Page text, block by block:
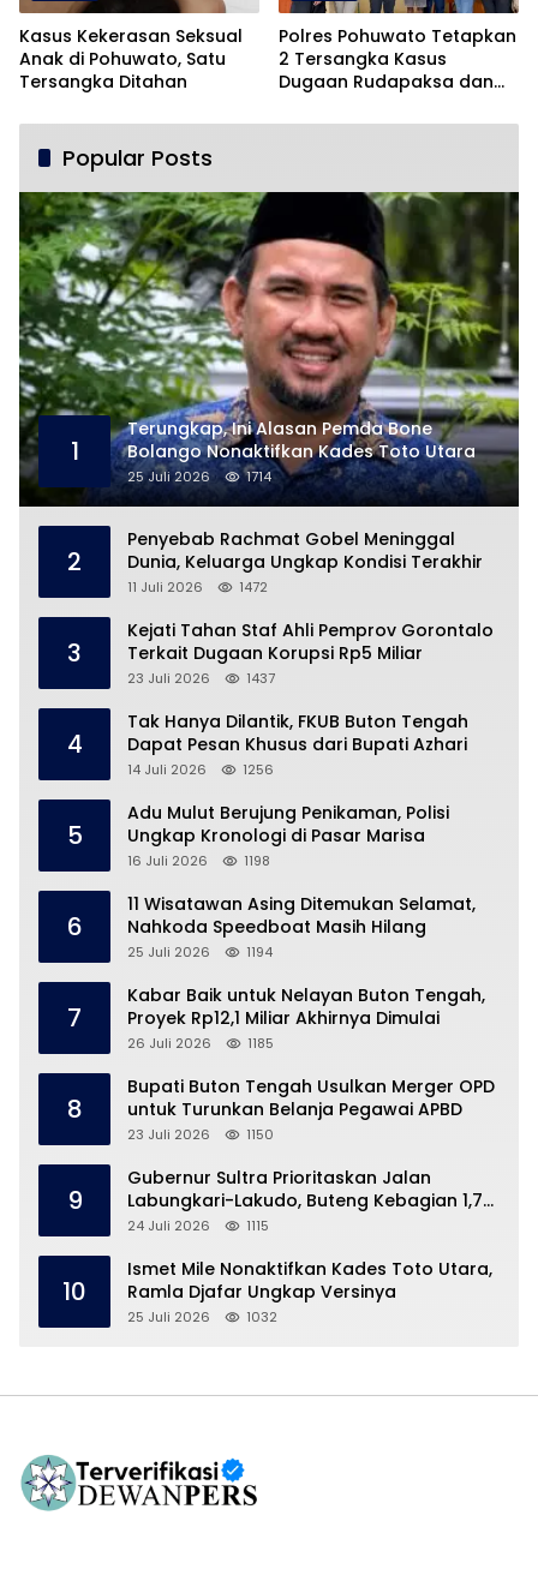
Kasus Kekerasan Seksual
Anak di Pohuwato, Satu
Tersangka Ditahan
Polres Pohuwato Tetapkan
2 Tersangka Kasus
Dugaan Rudapaksa dan
Popular Posts
1
Terungkap, Ini Alasan Pemda Bone
Bolango Nonaktifkan Kades Toto Utara
25 Juli 2026 1714
2
Penyebab Rachmat Gobel Meninggal
Dunia, Keluarga Ungkap Kondisi Terakhir
11 Juli 2026 1472
3
Kejati Tahan Staf Ahli Pemprov Gorontalo
Terkait Dugaan Korupsi Rp5 Miliar
23 Juli 2026 1437
4
Tak Hanya Dilantik, FKUB Buton Tengah
Dapat Pesan Khusus dari Bupati Azhari
14 Juli 2026 1256
5
Adu Mulut Berujung Penikaman, Polisi
Ungkap Kronologi di Pasar Marisa
16 Juli 2026 1198
6
11 Wisatawan Asing Ditemukan Selamat,
Nahkoda Speedboat Masih Hilang
25 Juli 2026 1194
7
Kabar Baik untuk Nelayan Buton Tengah,
Proyek Rp12,1 Miliar Akhirnya Dimulai
26 Juli 2026 1185
8
Bupati Buton Tengah Usulkan Merger OPD
untuk Turunkan Belanja Pegawai APBD
23 Juli 2026 1150
9
Gubernur Sultra Prioritaskan Jalan
Labungkari-Lakudo, Buteng Kebagian 1,7
Km
24 Juli 2026 1115
10
Ismet Mile Nonaktifkan Kades Toto Utara,
Ramla Djafar Ungkap Versinya
25 Juli 2026 1032